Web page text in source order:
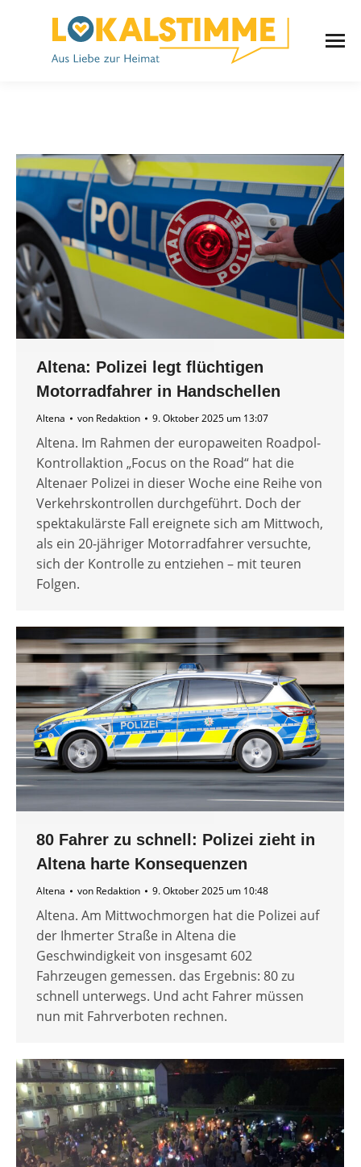
Altena: Polizei legt flüchtigen
Motorradfahrer in Handschellen
Altena von Redaktion 9. Oktober 2025 um 13:07
Altena. Im Rahmen der europaweiten Roadpol-
Kontrollaktion „Focus on the Road“ hat die
Altenaer Polizei in dieser Woche eine Reihe von
Verkehrskontrollen durchgeführt. Doch der
spektakulärste Fall ereignete sich am Mittwoch,
als ein 20-jähriger Motorradfahrer versuchte,
sich der Kontrolle zu entziehen – mit teuren
Folgen.
80 Fahrer zu schnell: Polizei zieht in
Altena harte Konsequenzen
Altena von Redaktion 9. Oktober 2025 um 10:48
Altena. Am Mittwochmorgen hat die Polizei auf
der Ihmerter Straße in Altena die
Geschwindigkeit von insgesamt 602
Fahrzeugen gemessen. das Ergebnis: 80 zu
schnell unterwegs. Und acht Fahrer müssen
nun mit Fahrverboten rechnen.